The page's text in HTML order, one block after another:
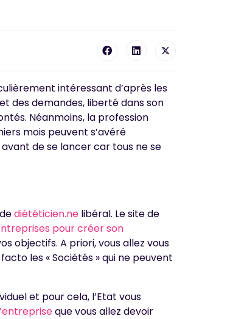
intéressant d’après les
des demandes, liberté dans son
Néanmoins, la profession
mois peuvent s’avéré
de se lancer car tous ne se
diététicien.ne libéral. Le site de
pour créer son
objectifs. A priori, vous allez vous
les « Sociétés » qui ne peuvent
et pour cela, l’Etat vous
que vous allez devoir